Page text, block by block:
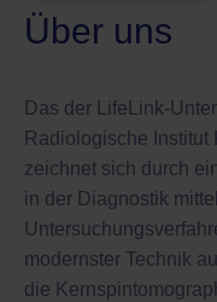
Über uns
Das der LifeLink-
Radiologische
zeichnet sich durch
in der Diagnostik
modernster Technik
die